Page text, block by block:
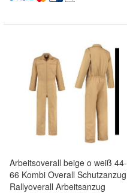
Arbeitsoverall beige o weiß 44-
66 Kombi Overall Schutzanzug
Rallyoverall Arbeitsanzug